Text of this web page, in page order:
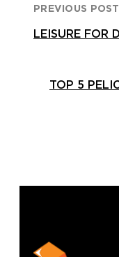
PREVIOUS POST
LEISURE FOR
TOP 5